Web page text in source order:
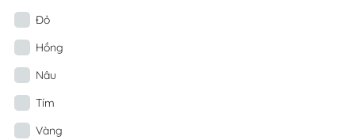
Đỏ
Hồng
Nâu
Tím
Vàng